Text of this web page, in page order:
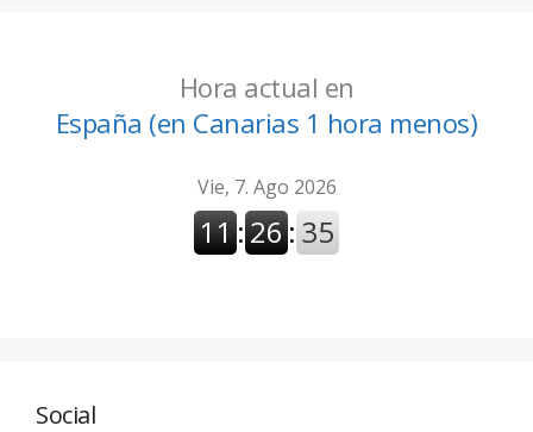
Hora actual en
España (en Canarias 1 hora menos)
Social